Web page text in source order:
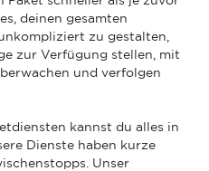
deinen gesamten
zu gestalten,
zur Verfügung stellen, mit
und verfolgen
kannst du alles in
Dienste haben kurze
Unser